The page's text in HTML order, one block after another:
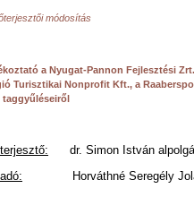
módosítás
a Nyugat-Pannon Fejlesztési
Turisztikai Nonprofit Kft., a
taggyűléseiről
dr. Simon István
Horváthné Seregély